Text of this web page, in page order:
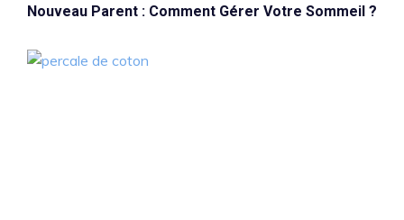
Nouveau Parent : Comment Gérer Votre Sommeil ?